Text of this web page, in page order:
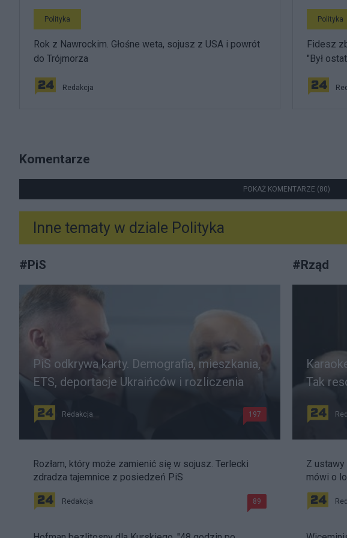
Polityka
Rok z Nawrockim. Głośne weta, sojusz z USA i powrót
do Trójmorza
Redakcja
Polityka
Fidesz
"Był
Komentarze
POKAŻ KOMENTARZE (80)
Inne tematy w dziale Polityka
#PiS
PiS odkrywa karty. Demografia, mieszkania,
ETS, deportacje Ukraińców i rozliczenia
Redakcja 197
Rozłam, który może zamienić się w sojusz. Terlecki
zdradza tajemnice z posiedzeń PiS
Redakcja 89
#Rząd
Tak
Z ustawy
mówi o